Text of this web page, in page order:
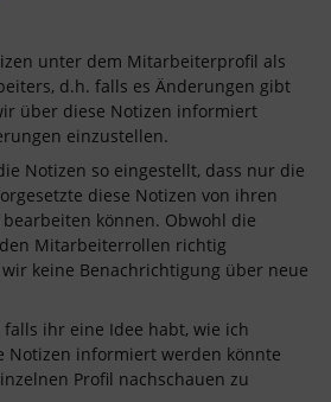
unter dem Mitarbeiterprofil als
d.h. falls es Änderungen gibt
über diese Notizen informiert
einzustellen.
Notizen so eingestellt, dass nur die
diese Notizen von ihren
können. Obwohl die
Mitarbeiterrollen richtig
keine Benachrichtigung über neue
ihr eine Idee habt, wie ich
Notizen informiert werden könnte
Profil nachschauen zu